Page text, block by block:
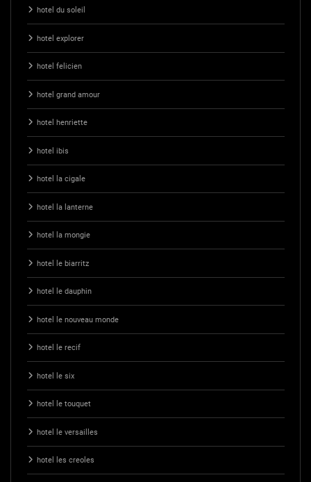
hotel du soleil
hotel explorer
hotel felicien
hotel grand amour
hotel henriette
hotel ibis
hotel la cigale
hotel la lanterne
hotel la mongie
hotel le biarritz
hotel le dauphin
hotel le nouveau monde
hotel le recif
hotel le six
hotel le touquet
hotel le versailles
hotel les creoles